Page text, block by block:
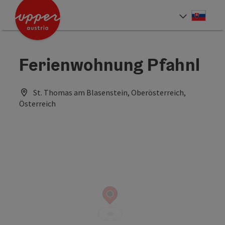
Accesskey
Accesskey
Ferienwohnung Pfahnl
St. Thomas am Blasenstein, Oberösterreich,
Österreich